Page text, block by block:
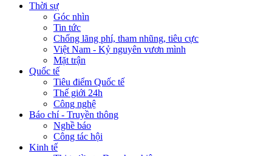
Thời sự
Góc nhìn
Tin tức
Chống lãng phí, tham nhũng, tiêu cực
Việt Nam - Kỷ nguyên vươn mình
Mặt trận
Quốc tế
Tiêu điểm Quốc tế
Thế giới 24h
Công nghệ
Báo chí - Truyền thông
Nghề báo
Công tác hội
Kinh tế